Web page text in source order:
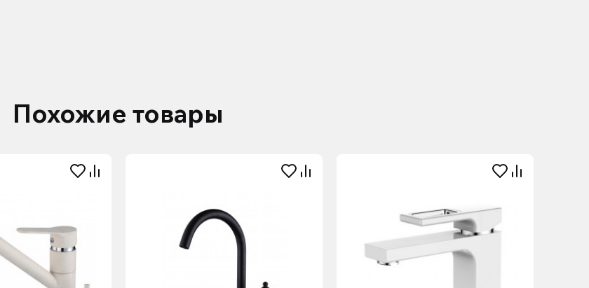
Похожие товары